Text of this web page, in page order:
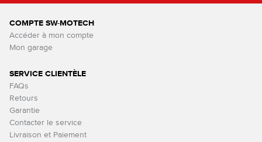
COMPTE SW-MOTECH
Accéder à mon compte
Mon garage
SERVICE CLIENTÈLE
FAQs
Retours
Garantie
Contacter le service
Livraison et Paiement